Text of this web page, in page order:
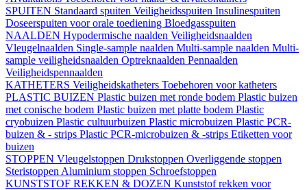
SPUITEN Standaard spuiten Veiligheidsspuiten Insulinespuiten
Doseerspuiten voor orale toediening Bloedgasspuiten
NAALDEN Hypodermische naalden Veiligheidsnaalden
Vleugelnaalden Single-sample naalden Multi-sample naalden Multi-
sample veiligheidsnaalden Optreknaalden Pennaalden
Veiligheidspennaalden
KATHETERS Veiligheidskatheters Toebehoren voor katheters
PLASTIC BUIZEN Plastic buizen met ronde bodem Plastic buizen
met conische bodem Plastic buizen met platte bodem Plastic
cryobuizen Plastic cultuurbuizen Plastic microbuizen Plastic PCR-
buizen & - strips Plastic PCR-microbuizen & -strips Etiketten voor
buizen
STOPPEN Vleugelstoppen Drukstoppen Overliggende stoppen
Steristoppen Aluminium stoppen Schroefstoppen
KUNSTSTOF REKKEN & DOZEN Kunststof rekken voor